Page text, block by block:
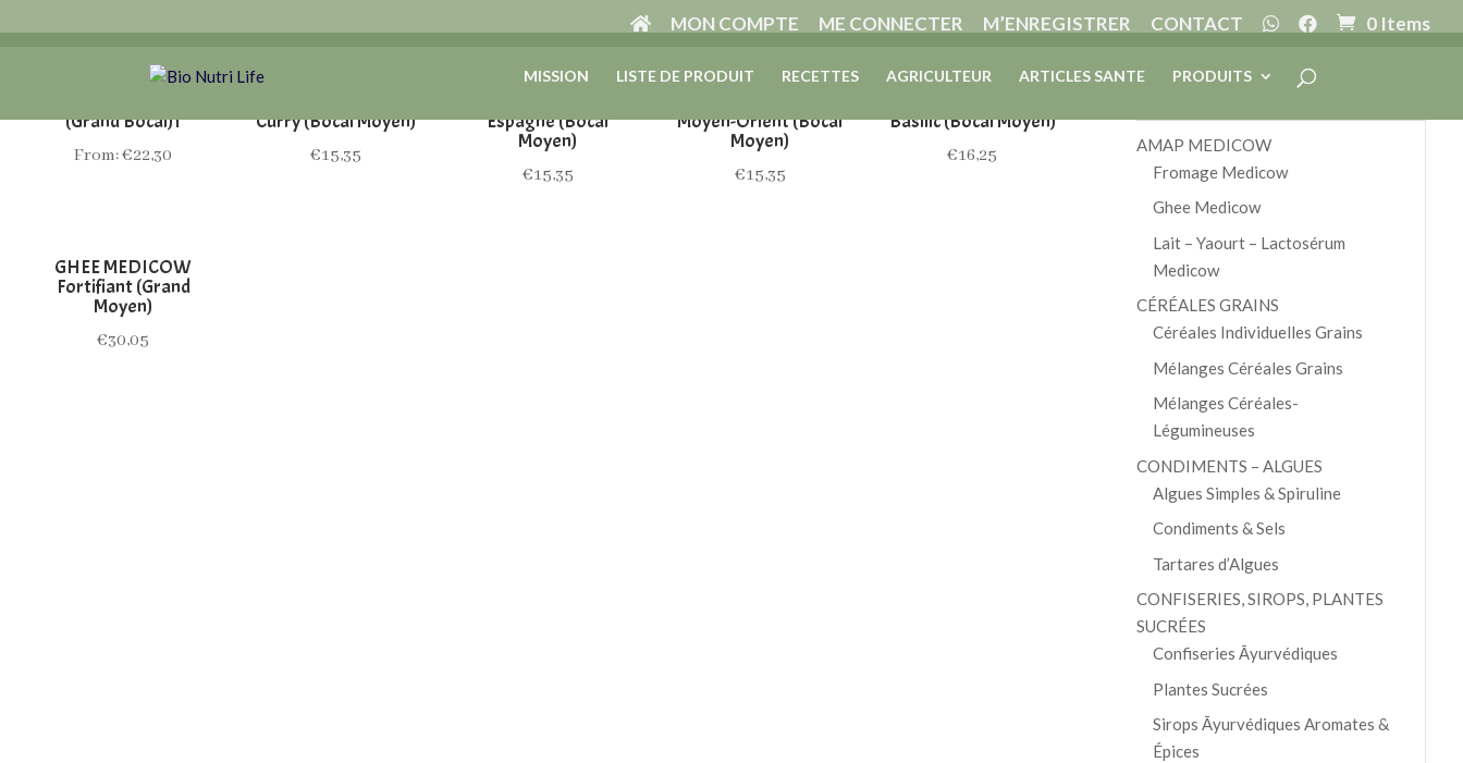
MON COMPTE ME CONNECTER M’ENREGISTRER CONTACT 0 Items
MISSION LISTE DE PRODUIT RECETTES AGRICULTEUR ARTICLES SANTE PRODUITS
(Grand Bocal)1
From:€22,30
Curry (Bocal Moyen)
€15,35
Espagne (Bocal
Moyen)
€15,35
Moyen-Orient (Bocal
Moyen)
€15,35
Basilic (Bocal Moyen)
€16,25
GHEE MEDICOW
Fortifiant (Grand
Moyen)
€30,05
AMAP MEDICOW
Fromage Medicow
Ghee Medicow
Lait – Yaourt – Lactosérum
Medicow
CÉRÉALES GRAINS
Céréales Individuelles Grains
Mélanges Céréales Grains
Mélanges Céréales-
Légumineuses
CONDIMENTS – ALGUES
Algues Simples & Spiruline
Condiments & Sels
Tartares d’Algues
CONFISERIES, SIROPS, PLANTES
SUCRÉES
Confiseries Āyurvédiques
Plantes Sucrées
Sirops Āyurvédiques Aromates &
Épices